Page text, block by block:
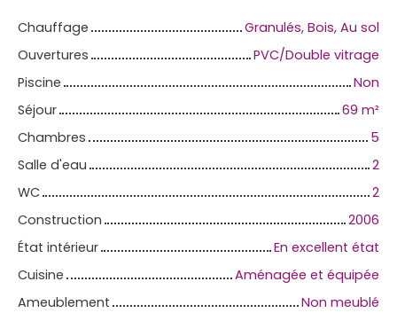
Chauffage
Granulés, Bois, Au sol
Ouvertures
PVC/Double vitrage
Piscine
Non
Séjour
69 m²
Chambres
5
Salle d'eau
2
WC
2
Construction
2006
État intérieur
En excellent état
Cuisine
Aménagée et équipée
Ameublement
Non meublé